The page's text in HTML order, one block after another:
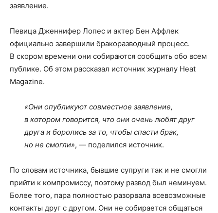
заявление.
Певица Дженнифер Лопес и актер Бен Аффлек
официально завершили бракоразводный процесс.
В скором времени они собираются сообщить обо всем
публике. Об этом рассказал источник журналу Heat
Magazine.
«Они опубликуют совместное заявление,
в котором говорится, что они очень любят друг
друга и боролись за то, чтобы спасти брак,
но не смогли», — поделился источник.
По словам источника, бывшие супруги так и не смогли
прийти к компромиссу, поэтому развод был неминуем.
Более того, пара полностью разорвала всевозможные
контакты друг с другом. Они не собирается общаться